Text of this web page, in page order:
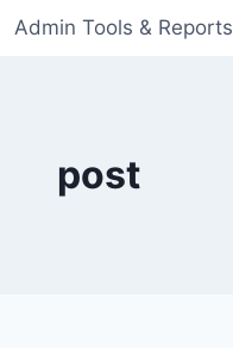
Admin Tools & Reports
post